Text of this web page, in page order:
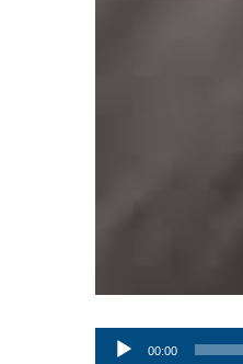
Audio
00:00